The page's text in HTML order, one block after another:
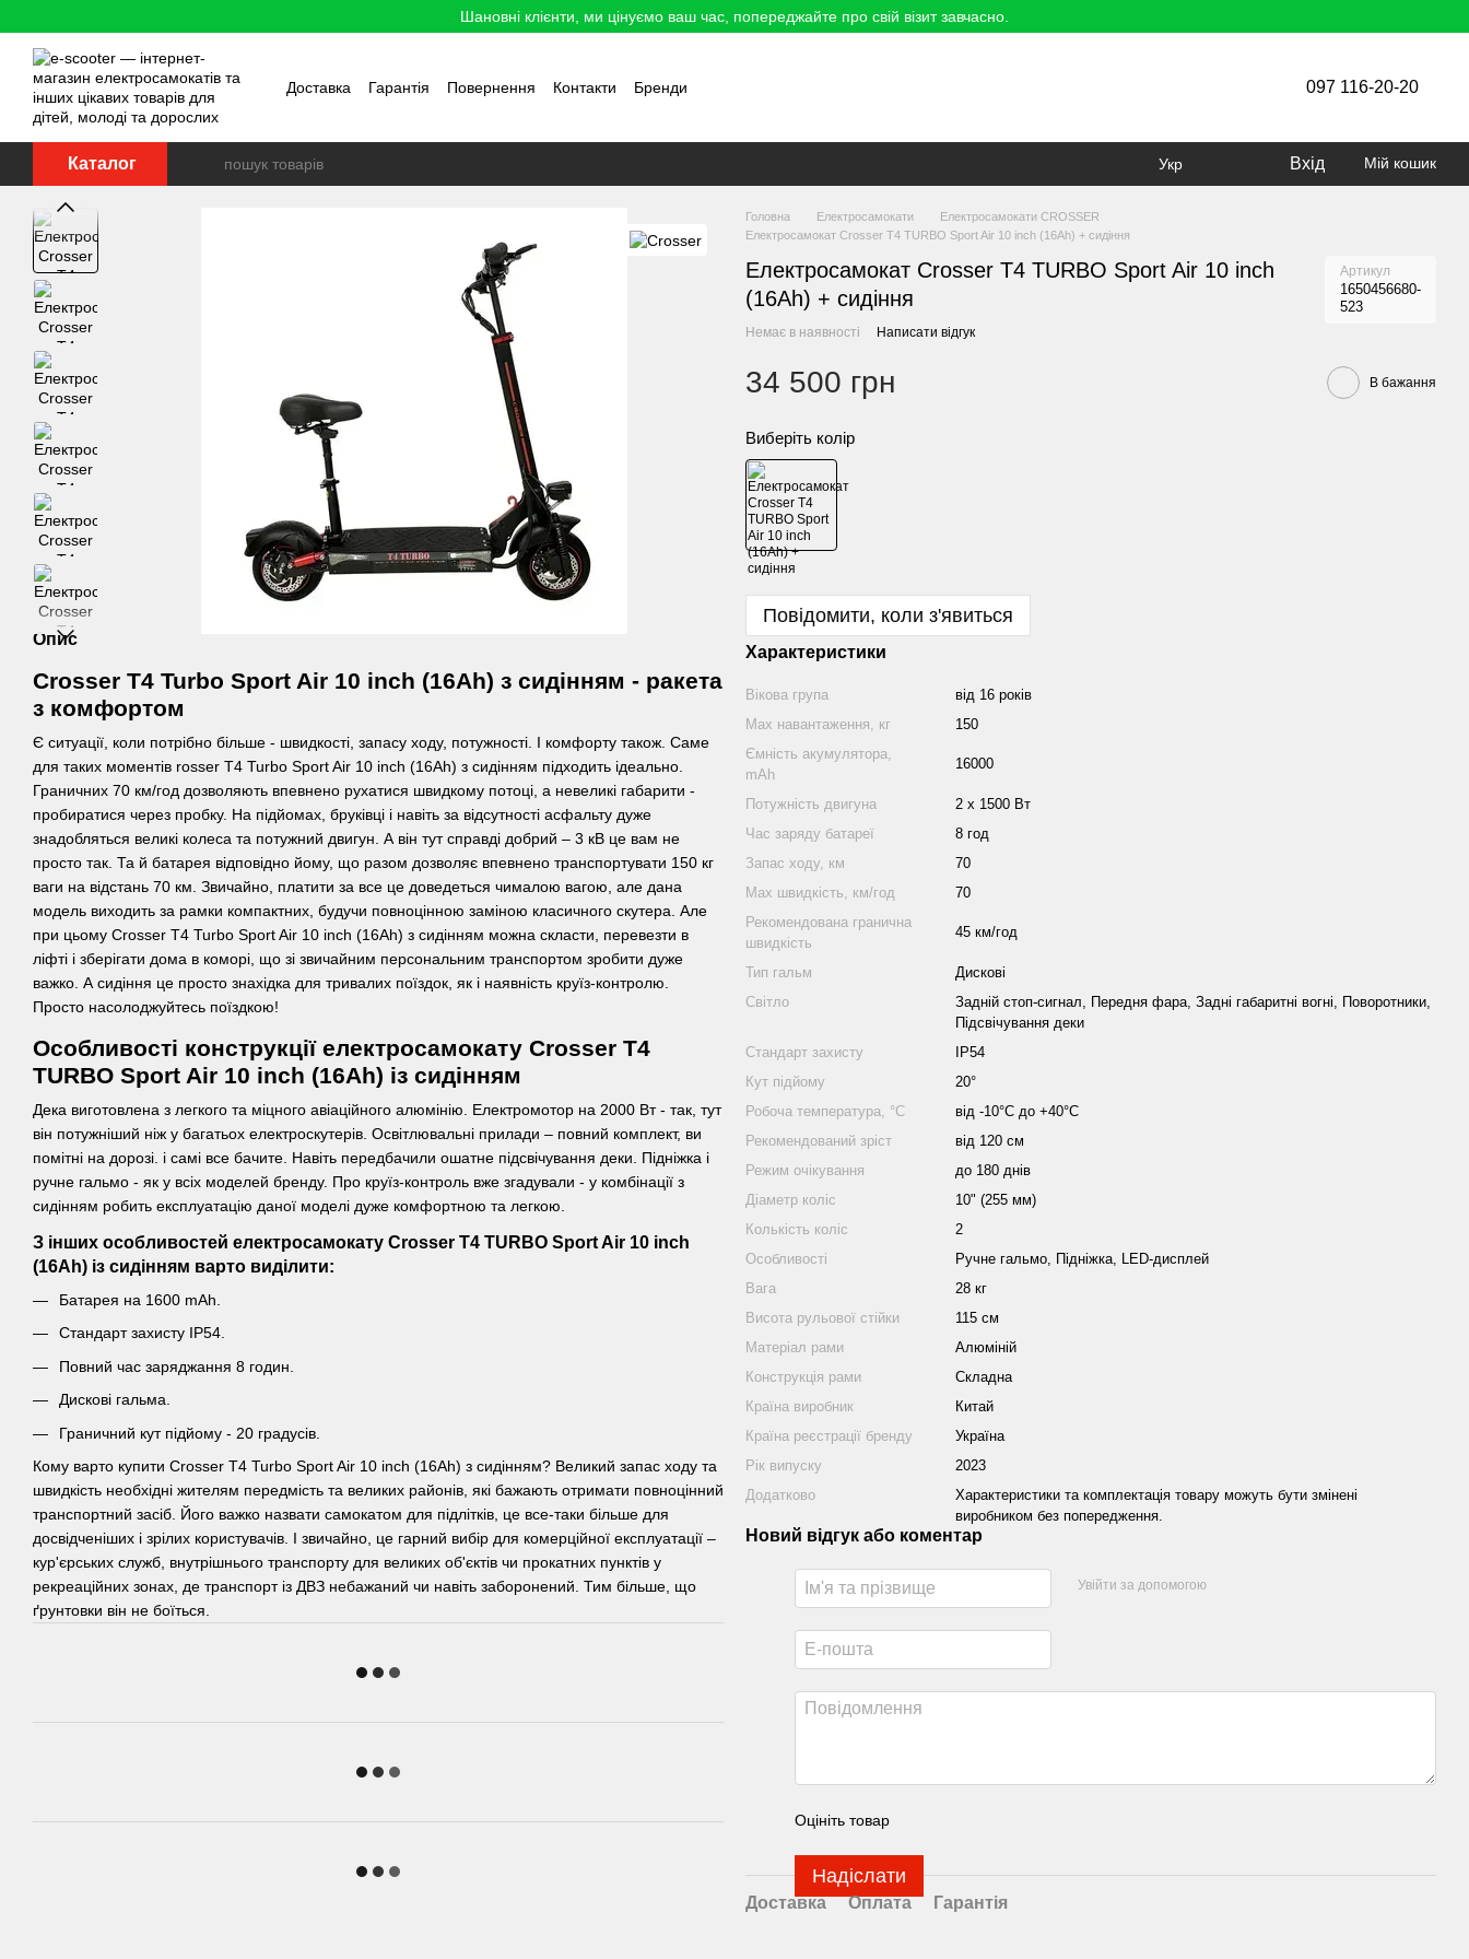
Шановні клієнти, ми цінуємо ваш час, попереджайте про свій візит завчасно.
Доставка Гарантія Повернення Контакти Бренди 097 116-20-20
Каталог Укр Вхід Мій кошик
Опис
Crosser T4 Turbo Sport Air 10 inch (16Ah) з сидінням - ракета
з комфортом
Є ситуації, коли потрібно більше - швидкості, запасу ходу, потужності. І комфорту також. Саме
для таких моментів rosser T4 Turbo Sport Air 10 inch (16Ah) з сидінням підходить ідеально.
Граничних 70 км/год дозволяють впевнено рухатися швидкому потоці, а невеликі габарити -
пробиратися через пробку. На підйомах, бруківці і навіть за відсутності асфальту дуже
знадобляться великі колеса та потужний двигун. А він тут справді добрий – 3 кВ це вам не
просто так. Та й батарея відповідно йому, що разом дозволяє впевнено транспортувати 150 кг
ваги на відстань 70 км. Звичайно, платити за все це доведеться чималою вагою, але дана
модель виходить за рамки компактних, будучи повноцінною заміною класичного скутера. Але
при цьому Crosser T4 Turbo Sport Air 10 inch (16Ah) з сидінням можна скласти, перевезти в
ліфті і зберігати дома в коморі, що зі звичайним персональним транспортом зробити дуже
важко. А сидіння це просто знахідка для тривалих поїздок, як і наявність круїз-контролю.
Просто насолоджуйтесь поїздкою!
Особливості конструкції електросамокату Crosser T4
TURBO Sport Air 10 inch (16Ah) із сидінням
Дека виготовлена ​​з легкого та міцного авіаційного алюмінію. Електромотор на 2000 Вт - так, тут
він потужніший ніж у багатьох електроскутерів. Освітлювальні прилади – повний комплект, ви
помітні на дорозі. і самі все бачите. Навіть передбачили ошатне підсвічування деки. Підніжка і
ручне гальмо - як у всіх моделей бренду. Про круїз-контроль вже згадували - у комбінації з
сидінням робить експлуатацію даної моделі дуже комфортною та легкою.
З інших особливостей електросамокату Crosser T4 TURBO Sport Air 10 inch
(16Ah) із сидінням варто виділити:
Батарея на 1600 mAh.
Стандарт захисту IP54.
Повний час заряджання 8 годин.
Дискові гальма.
Граничний кут підйому - 20 градусів.
Кому варто купити Crosser T4 Turbo Sport Air 10 inch (16Ah) з сидінням? Великий запас ходу та
швидкість необхідні жителям передмість та великих районів, які бажають отримати повноцінний
транспортний засіб. Його важко назвати самокатом для підлітків, це все-таки більше для
досвідченіших і зрілих користувачів. І звичайно, це гарний вибір для комерційної експлуатації –
кур'єрських служб, внутрішнього транспорту для великих об'єктів чи прокатних пунктів у
рекреаційних зонах, де транспорт із ДВЗ небажаний чи навіть заборонений. Тим більше, що
ґрунтовки він не боїться.
Головна Електросамокати
Електросамокати CROSSER
Електросамокат Crosser T4 TURBO Sport Air 10 inch (16Ah) + сидіння
Електросамокат Crosser T4 TURBO Sport Air 10 inch
(16Ah) + сидіння
Артикул
1650456680-
523
Немає в наявності Написати відгук
34 500 грн В бажання
Виберіть колір
Повідомити, коли з'явиться
Характеристики
Вікова група
від 16 років
Mаx навантаження, кг
150
Ємність акумулятора,
mAh
16000
Потужність двигуна
2 х 1500 Вт
Час заряду батареї
8 год
Запас ходу, км
70
Маx швидкість, км/год
70
Рекомендована гранична
швидкість
45 км/год
Тип гальм
Дискові
Світло
Задній стоп-сигнал, Передня фара, Задні габаритні вогні, Поворотники,
Підсвічування деки
Стандарт захисту
IP54
Кут підйому
20°
Робоча температура, °C
від -10°С до +40°С
Рекомендований зріст
від 120 см
Режим очікування
до 180 днів
Діаметр коліс
10" (255 мм)
Колькість коліс
2
Особливості
Ручне гальмо, Підніжка, LED-дисплей
Вага
28 кг
Висота рульової стійки
115 см
Матеріал рами
Алюміній
Конструкція рами
Складна
Країна виробник
Китай
Країна реєстрації бренду
Україна
Рік випуску
2023
Додатково
Характеристики та комплектація товару можуть бути змінені
виробником без попередження.
Новий відгук або коментар
Увійти за допомогою
Оцініть товар
Надіслати
Доставка Оплата Гарантія